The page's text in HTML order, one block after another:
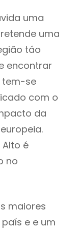
uma
uma
táo
encontrar
tem-se
com o
da
é
no
maiores
e e um